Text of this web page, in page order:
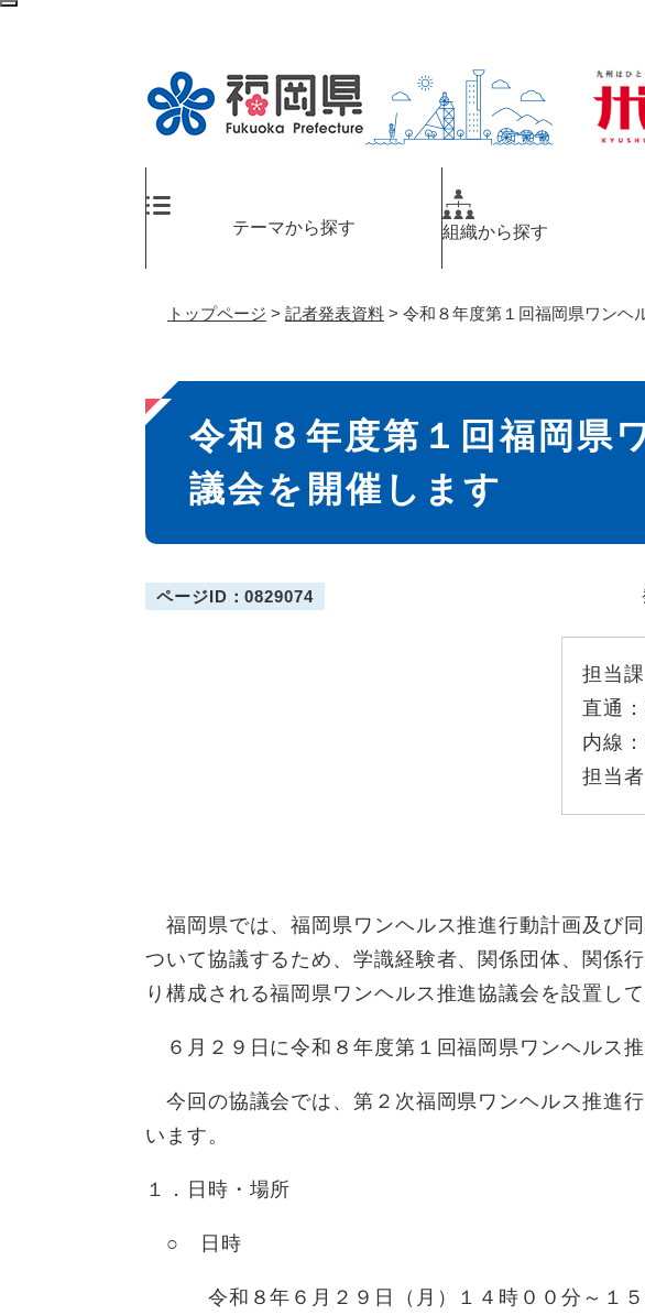
ペ
メ
テーマから探す 組織から探す
トップページ > 記者発表資料 > 令和８年度第１回福岡県ワンヘ
本
文
令和８年度第１回福岡県
議会を開催します
ページID：0829074
担当課
直通：
内線：
担当者
福岡県では、福岡県ワンヘルス推進行動計画及び
ついて協議するため、学識経験者、関係団体、関係
り構成される福岡県ワンヘルス推進協議会を設置して
６月２９日に令和８年度第１回福岡県ワンヘルス推
今回の協議会では、第２次福岡県ワンヘルス推進
います。​
１．日時・場所
○ 日時
令和８年６月２９日（月）１４時００分～１５